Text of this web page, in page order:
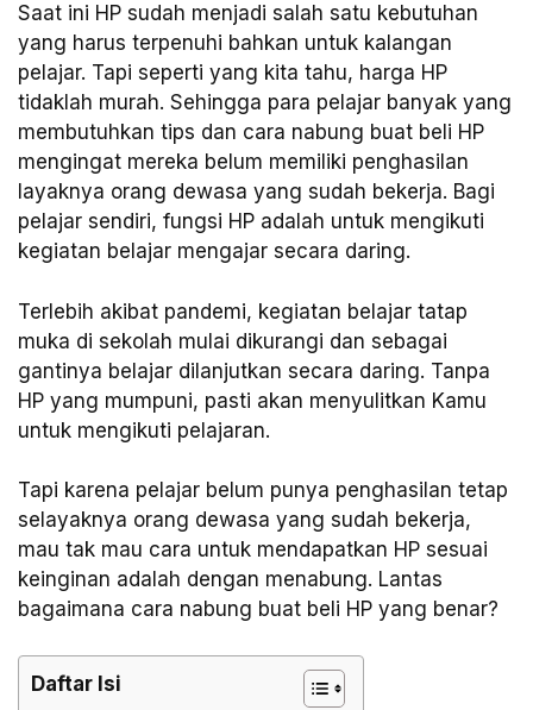
Saat ini HP sudah menjadi salah satu kebutuhan
yang harus terpenuhi bahkan untuk kalangan
pelajar. Tapi seperti yang kita tahu, harga HP
tidaklah murah. Sehingga para pelajar banyak yang
membutuhkan tips dan cara nabung buat beli HP
mengingat mereka belum memiliki penghasilan
layaknya orang dewasa yang sudah bekerja. Bagi
pelajar sendiri, fungsi HP adalah untuk mengikuti
kegiatan belajar mengajar secara daring.
Terlebih akibat pandemi, kegiatan belajar tatap
muka di sekolah mulai dikurangi dan sebagai
gantinya belajar dilanjutkan secara daring. Tanpa
HP yang mumpuni, pasti akan menyulitkan Kamu
untuk mengikuti pelajaran.
Tapi karena pelajar belum punya penghasilan tetap
selayaknya orang dewasa yang sudah bekerja,
mau tak mau cara untuk mendapatkan HP sesuai
keinginan adalah dengan menabung. Lantas
bagaimana cara nabung buat beli HP yang benar?
Daftar Isi